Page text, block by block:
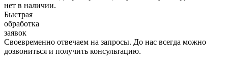
нет в наличии.
Быстрая
обработка
заявок
Своевременно отвечаем на запросы. До нас всегда можно
дозвониться и получить консультацию.